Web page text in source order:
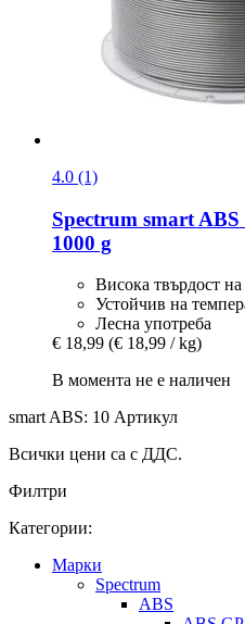
4.0 (1)
Spectrum smart ABS
1000 g
Висока твърдост
Устойчив на
Лесна употреба
€ 18,99 (€ 18,99 / kg)
В момента не е наличен
smart ABS: 10 Артикул
Всички цени са с ДДС.
Филтри
Категории:
Mарки
Spectrum
ABS